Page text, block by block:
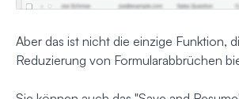
Aber das ist nicht die einzige Funktion,
Reduzierung von Formularabbrüchen